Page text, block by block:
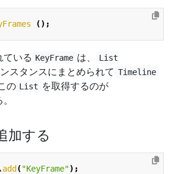
();
ている KeyFrame は、
List
スタンスにまとめられて Timeline
の List を取得するのが
加する
.add ("KeyFrame");